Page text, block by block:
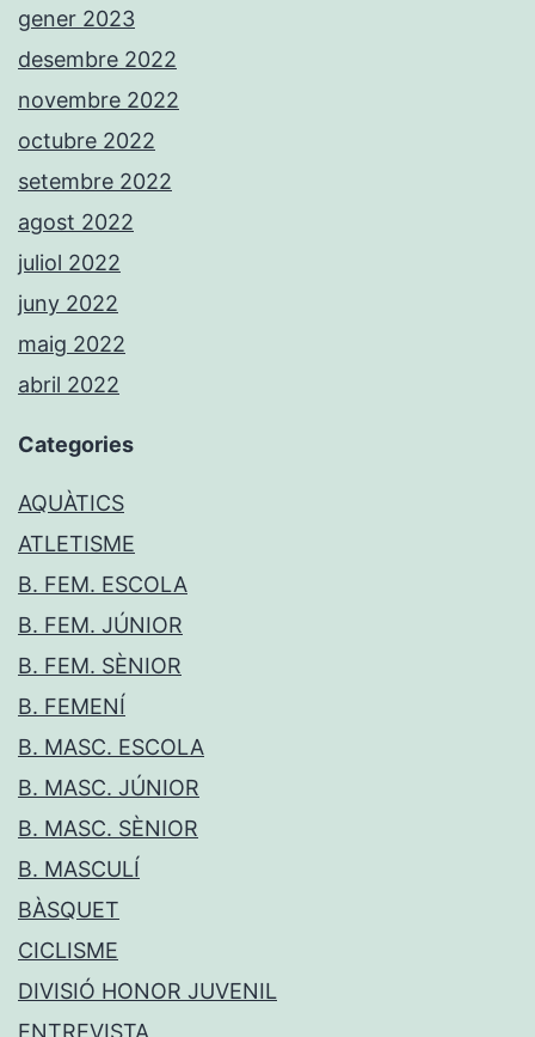
gener 2023
desembre 2022
novembre 2022
octubre 2022
setembre 2022
agost 2022
juliol 2022
juny 2022
maig 2022
abril 2022
Categories
AQUÀTICS
ATLETISME
B. FEM. ESCOLA
B. FEM. JÚNIOR
B. FEM. SÈNIOR
B. FEMENÍ
B. MASC. ESCOLA
B. MASC. JÚNIOR
B. MASC. SÈNIOR
B. MASCULÍ
BÀSQUET
CICLISME
DIVISIÓ HONOR JUVENIL
ENTREVISTA